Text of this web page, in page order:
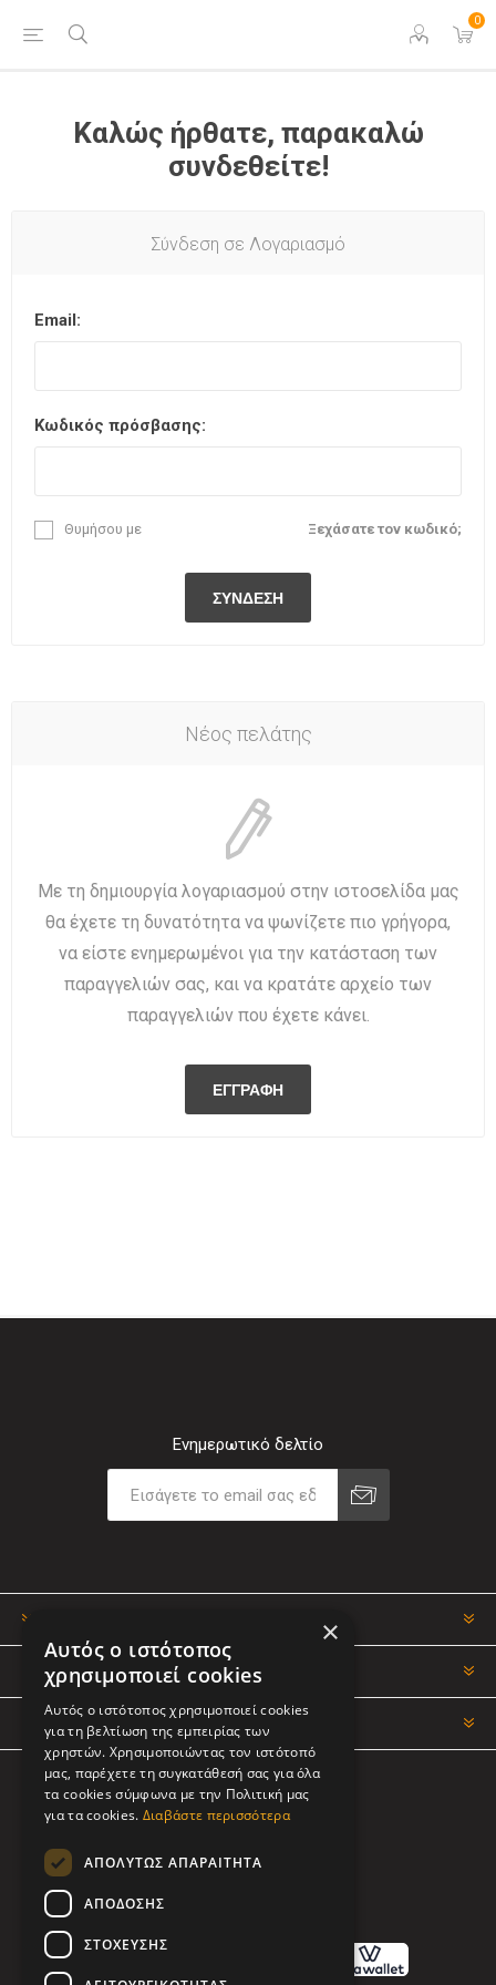
0
Καλώς ήρθατε, παρακαλώ
συνδεθείτε!
Νέος πελάτης
Με τη δημιουργία λογαριασμού στην ιστοσελίδα μας
θα έχετε τη δυνατότητα να ψωνίζετε πιο γρήγορα,
να είστε ενημερωμένοι για την κατάσταση των
παραγγελιών σας, και να κρατάτε αρχείο των
παραγγελιών που έχετε κάνει.
Σύνδεση σε Λογαριασμό
Email:
Κωδικός πρόσβασης:
Ξεχάσατε τον κωδικό;
Θυμήσου με
Ενημερωτικό δελτίο
Ο ΛΟΓΑΡΙΑΣΜΌΣ ΜΟΥ
ΕΡΓΑΛΕΊΑ ΣΕΛΊΔΑΣ
ΑΚΟΛΟΥΘΉΣΤΕ ΜΑΣ
×
Αυτός ο ιστότοπος
χρησιμοποιεί cookies
Αυτός ο ιστότοπος χρησιμοποιεί cookies
για τη βελτίωση της εμπειρίας των
χρηστών. Χρησιμοποιώντας τον ιστότοπό
μας, παρέχετε τη συγκατάθεσή σας για όλα
τα cookies σύμφωνα με την Πολιτική μας
για τα cookies. Διαβάστε περισσότερα
ΑΠΟΛΎΤΩΣ ΑΠΑΡΑΊΤΗΤΑ
ΑΠΌΔΟΣΗΣ
ΣΤΌΧΕΥΣΗΣ